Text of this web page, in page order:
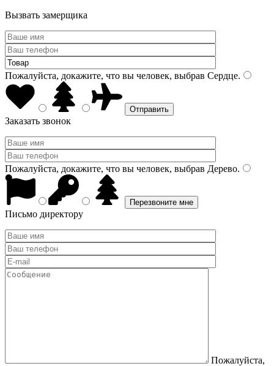
Вызвать замерщика
Пожалуйста, докажите, что вы человек, выбрав Сердце.
Заказать звонок
Пожалуйста, докажите, что вы человек, выбрав Дерево.
Письмо директору
Пожалуйста,